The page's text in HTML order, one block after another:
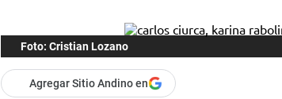
Foto: Cristian Lozano
Agregar Sitio Andino en